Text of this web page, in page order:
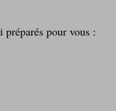
préparés pour vous :